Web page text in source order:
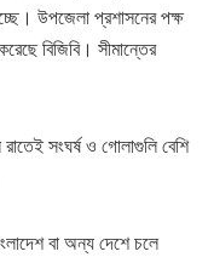
উপজেলা প্রশাসনের পক্ষ
বিজিবি। সীমান্তের
সংঘর্ষ ও গোলাগুলি বেশি
বা অন্য দেশে চলে